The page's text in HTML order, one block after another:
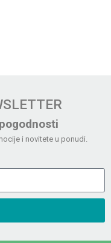
i novitete u ponudi.